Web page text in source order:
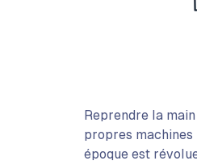
Reprendre la
propres
époque est